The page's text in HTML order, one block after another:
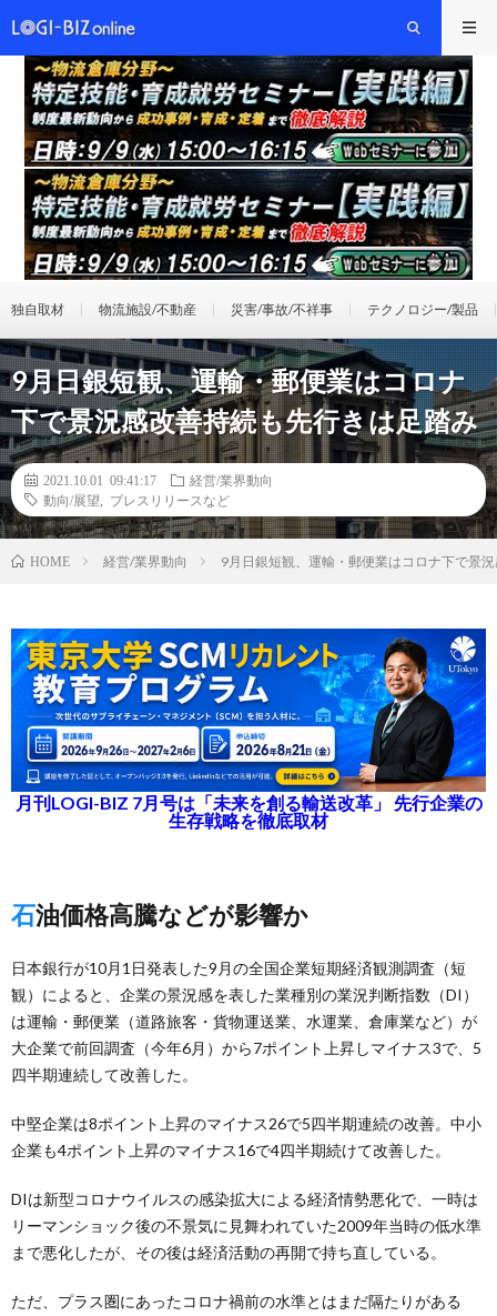
独自取材 物流施設/不動産 災害/事故/不祥事 テクノロジー/製品
9月日銀短観、運輸・郵便業はコロナ
下で景況感改善持続も先行きは足踏み
2021.10.01 09:41:17
経営/業界動向
動向/展望
プレスリリースなど
HOME 経営/業界動向 9月日銀短観、運輸・郵便業はコロナ下で景
月刊LOGI-BIZ 7月号は「未来を創る輸送改革」 先行企業の
生存戦略を徹底取材
石油価格高騰などが影響か
日本銀行が10月1日発表した9月の全国企業短期経済観測調査（短
観）によると、企業の景況感を表した業種別の業況判断指数（DI）
は運輸・郵便業（道路旅客・貨物運送業、水運業、倉庫業など）が
大企業で前回調査（今年6月）から7ポイント上昇しマイナス3で、5
四半期連続して改善した。
中堅企業は8ポイント上昇のマイナス26で5四半期連続の改善。中小
企業も4ポイント上昇のマイナス16で4四半期続けて改善した。
DIは新型コロナウイルスの感染拡大による経済情勢悪化で、一時は
リーマンショック後の不景気に見舞われていた2009年当時の低水準
まで悪化したが、その後は経済活動の再開で持ち直している。
ただ、プラス圏にあったコロナ禍前の水準とはまだ隔たりがある